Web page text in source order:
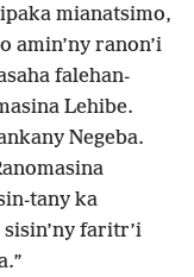
mianatsimo,
amin’ny ranon’i
falehan-
Lehibe.
Negeba.
tany ka
faritr’i